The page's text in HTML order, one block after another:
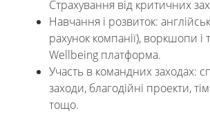
Страхування від критичних
Навчання і розвиток:
рахунок компанії), воркшопи і
Wellbeing платформа.
Участь в командних заходах:
заходи, благодійні проекти,
тощо.